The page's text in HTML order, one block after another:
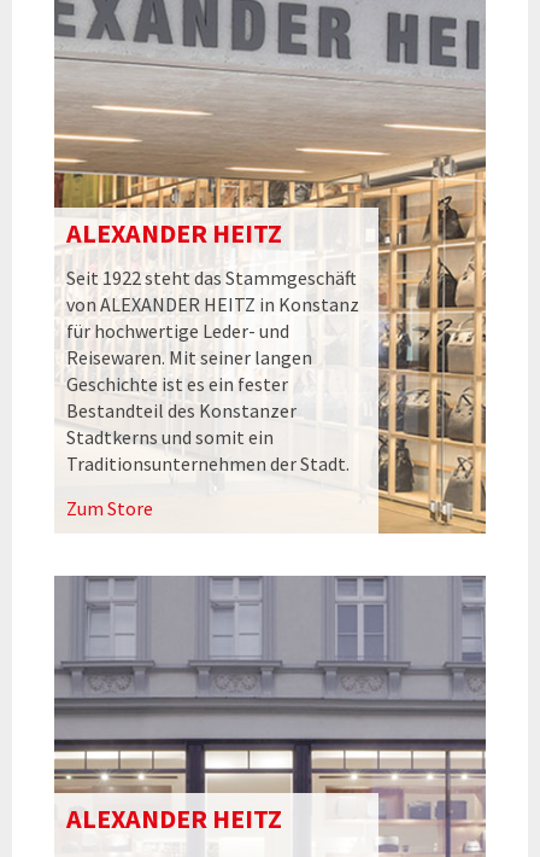
ALEXANDER HEITZ
Seit 1922 steht das Stammgeschäft
von ALEXANDER HEITZ in Konstanz
für hochwertige Leder- und
Reisewaren. Mit seiner langen
Geschichte ist es ein fester
Bestandteil des Konstanzer
Stadtkerns und somit ein
Traditionsunternehmen der Stadt.
Zum Store
ALEXANDER HEITZ